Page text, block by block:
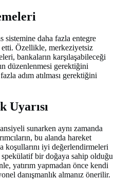
sistemine daha fazla entegre
etti. Özellikle, merkeziyetsiz
bankaların karşılaşabileceği
düzenlenmesi gerektiğini
adım atılması gerektiğini
Uyarısı
sunarken aynı zamanda
bu alanda hareket
koşullarını iyi değerlendirmeleri
bir doğaya sahip olduğu
yatırım yapmadan önce kendi
danışmanlık almanız önerilir.